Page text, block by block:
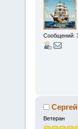
Сообщений:
Ветеран